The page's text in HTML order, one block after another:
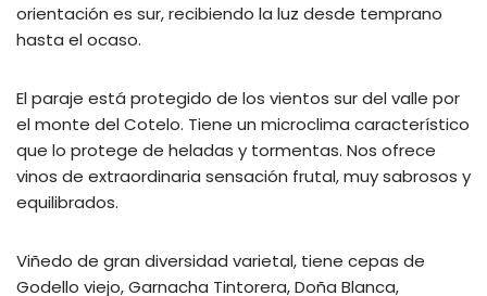
orientación es sur, recibiendo la luz desde temprano
hasta el ocaso.
El paraje está protegido de los vientos sur del valle por
el monte del Cotelo. Tiene un microclima característico
que lo protege de heladas y tormentas. Nos ofrece
vinos de extraordinaria sensación frutal, muy sabrosos y
equilibrados.
Viñedo de gran diversidad varietal, tiene cepas de
Godello viejo, Garnacha Tintorera, Doña Blanca,